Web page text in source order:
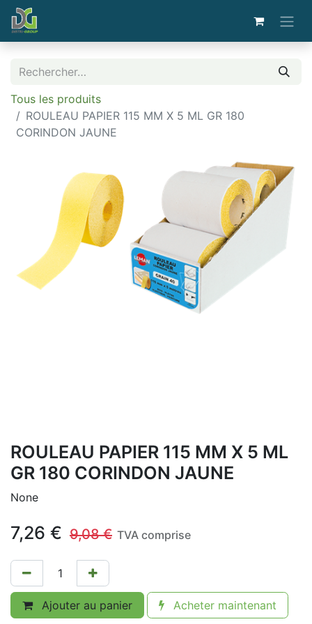
Tous les produits
ROULEAU PAPIER 115 MM X 5 ML GR 180
CORINDON JAUNE
ROULEAU PAPIER 115 MM X 5 ML
GR 180 CORINDON JAUNE
None
7,26 € 9,08€ TVA comprise
Ajouter au panier Acheter maintenant